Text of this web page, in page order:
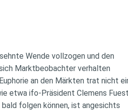
Wende vollzogen und den
Marktbeobachter verhalten
an den Märkten trat nicht
etwa ifo-Präsident Clemens Fuest
folgen können, ist angesichts